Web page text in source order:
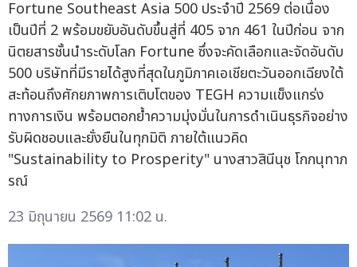
Fortune Southeast Asia 500 ประจำปี 2569 ต่อเนื่อง
เป็นปีที่ 2 พร้อมขยับอันดับขึ้นสู่ที่ 405 จาก 461 ในปีก่อน จาก
นิตยสารชั้นนำระดับโลก Fortune ซึ่งจะคัดเลือกและจัดอันดับ
500 บริษัทที่มีรายได้สูงที่สุดในภูมิภาคเอเชียตะวันออกเฉียงใต้
สะท้อนถึงศักยภาพการเติบโตของ TEGH ความแข็งแกร่ง
ทางการเงิน พร้อมตอกย้ำความมุ่งมั่นในการดำเนินธุรกิจอย่าง
รับผิดชอบและยั่งยืนในทุกมิติ ภายใต้แนวคิด
"Sustainability to Prosperity" นางสาวสินีนุช โกกนุทาภ
รณ์
23 มิถุนายน 2569 11:02 น.